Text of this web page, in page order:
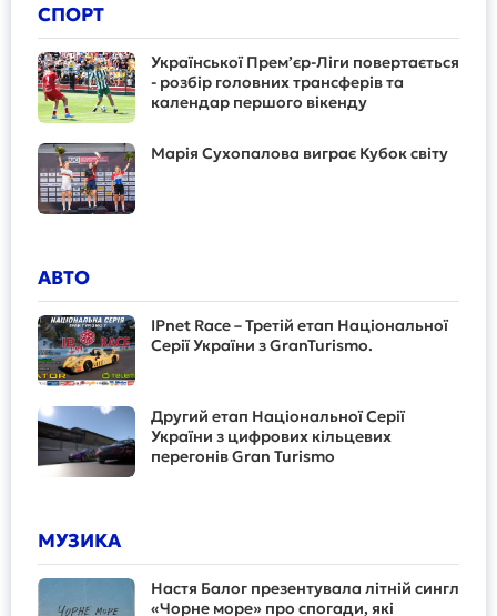
СПОРТ
Української Прем’єр-Ліги повертається
- розбір головних трансферів та
календар першого вікенду
Марія Сухопалова виграє Кубок світу
АВТО
IPnet Race – Третій етап Національної
Серії України з GranTurismo.
Другий етап Національної Серії
України з цифрових кільцевих
перегонів Gran Turismo
МУЗИКА
Настя Балог презентувала літній сингл
«Чорне море» про спогади, які